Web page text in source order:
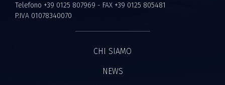
Telefono +39 0125 807969 - FAX +39 0125 805481
P.IVA 01078340070
CHI SIAMO
NEWS